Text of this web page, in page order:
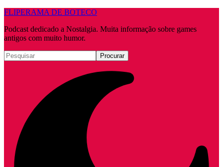
FLIPERAMA DE BOTECO
Podcast dedicado a Nostalgia. Muita informação sobre games
antigos com muito humor.